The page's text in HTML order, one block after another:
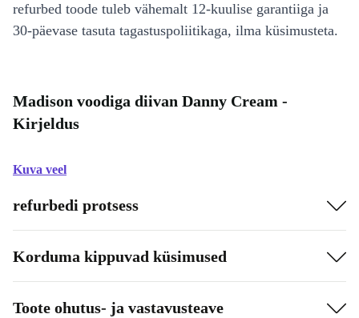
refurbed toode tuleb vähemalt 12-kuulise garantiiga ja
30-päevase tasuta tagastuspoliitikaga, ilma küsimusteta.
Madison voodiga diivan Danny Cream -
Kirjeldus
Kuva veel
refurbedi protsess
Korduma kippuvad küsimused
Toote ohutus- ja vastavusteave